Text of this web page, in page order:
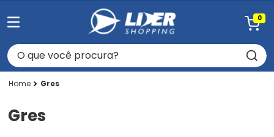
0
O que você procura?
Gres
Gres